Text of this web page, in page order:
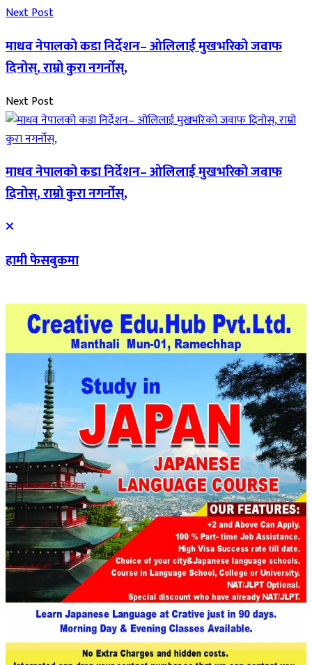
Next Post
माधव नेपालको कडा निर्देशन– ओलिलाई मुखभरिको जवाफ
दिनोस्, राम्रो कुरा नगर्नोस्,
Next Post
माधव नेपालको कडा निर्देशन– ओलिलाई मुखभरिको जवाफ
दिनोस्, राम्रो कुरा नगर्नोस्,
हामी फेसबुकमा